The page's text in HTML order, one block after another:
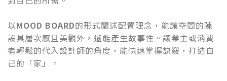
以MOOD BOARD的形式闡述配置理念，能讓空間的陳
設具層次感且美觀外，還能產生故事性。讓業主或消費
者輕鬆的代入設計師的角度，能快速掌握訣竅，打造自
己的「家」。